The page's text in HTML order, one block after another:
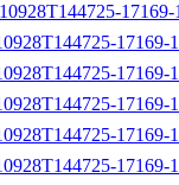
17169-
17169-
17169-
17169-